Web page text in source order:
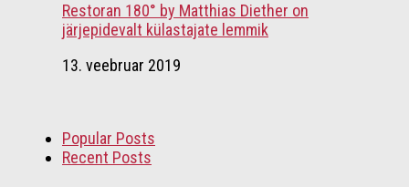
Restoran 180° by Matthias Diether on
järjepidevalt külastajate lemmik
13. veebruar 2019
Popular Posts
Recent Posts